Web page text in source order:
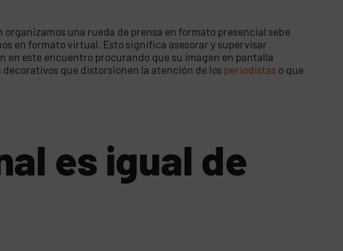
una rueda de prensa en formato presencial sebe
en formato virtual. Esto significa asesorar y supervisar
este encuentro procurando que su imagen en pantalla
que distorsionen la atención de los periodistas o que
es igual de